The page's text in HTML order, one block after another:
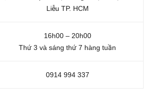
Liễu TP. HCM
16h00 – 20h00
Thứ 3 và sáng thứ 7 hàng tuần
0914 994 337